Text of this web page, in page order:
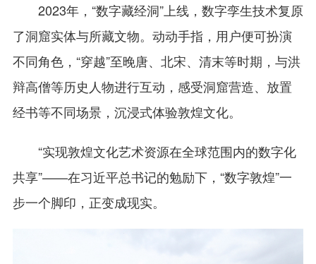
2023年，“数字藏经洞”上线，数字孪生技术复原
了洞窟实体与所藏文物。动动手指，用户便可扮演
不同角色，“穿越”至晚唐、北宋、清末等时期，与洪
辩高僧等历史人物进行互动，感受洞窟营造、放置
经书等不同场景，沉浸式体验敦煌文化。
“实现敦煌文化艺术资源在全球范围内的数字化
共享”——在习近平总书记的勉励下，“数字敦煌”一
步一个脚印，正变成现实。